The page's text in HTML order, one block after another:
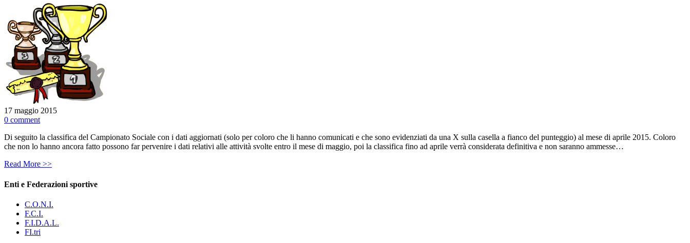
17 maggio 2015
0 comment
Di seguito la classifica del Campionato Sociale con i dati aggiornati (solo per coloro che li hanno comunicati e che sono evidenziati da una X sulla casella a fianco del punteggio) al mese di aprile 2015. Coloro
che non lo hanno ancora fatto possono far pervenire i dati relativi alle attività svolte entro il mese di maggio, poi la classifica fino ad aprile verrà considerata definitiva e non saranno ammesse…
Read More >>
Enti e Federazioni sportive
C.O.N.I.
F.C.I.
F.I.D.A.L.
FI.tri